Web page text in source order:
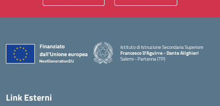
Istituto di Istruzione Secondaria Superiore
Francesco D'Aguirre - Dante Alighieri
Salemi - Partanna (TP)
Link Esterni